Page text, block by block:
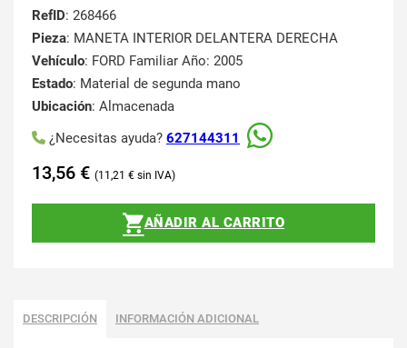
RefID: 268466
Pieza: MANETA INTERIOR DELANTERA DERECHA
Vehículo: FORD Familiar Año: 2005
Estado: Material de segunda mano
Ubicación: Almacenada
¿Necesitas ayuda? 627144311
13,56 € 11,21 €
AÑADIR AL CARRITO
DESCRIPCIÓN INFORMACIÓN ADICIONAL